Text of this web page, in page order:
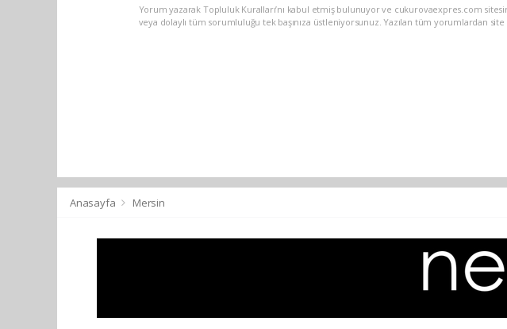
Yorum yazarak Topluluk Kuralları’nı kabul etmiş bulunuyor ve cukurovaexpres.com
veya dolaylı tüm sorumluluğu tek başınıza üstleniyorsunuz. Yazılan tüm yorumlardan
Anasayfa Mersin